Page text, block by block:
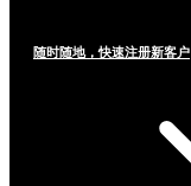
随时随地，快速注册新客户